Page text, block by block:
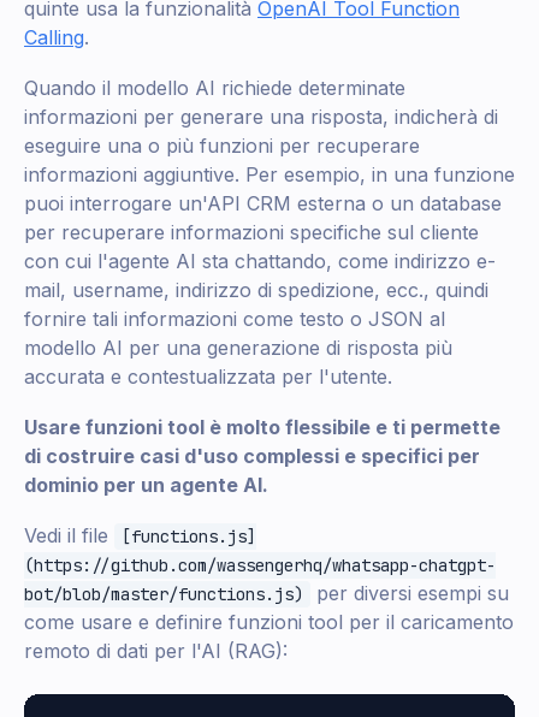
quinte usa la funzionalità OpenAI Tool Function
Calling.
Quando il modello AI richiede determinate
informazioni per generare una risposta, indicherà di
eseguire una o più funzioni per recuperare
informazioni aggiuntive. Per esempio, in una funzione
puoi interrogare un'API CRM esterna o un database
per recuperare informazioni specifiche sul cliente
con cui l'agente AI sta chattando, come indirizzo e-
mail, username, indirizzo di spedizione, ecc., quindi
fornire tali informazioni come testo o JSON al
modello AI per una generazione di risposta più
accurata e contestualizzata per l'utente.
Usare funzioni tool è molto flessibile e ti permette
di costruire casi d'uso complessi e specifici per
dominio per un agente AI.
Vedi il file
[functions.js]
(https://github.com/wassengerhq/whatsapp-chatgpt-
bot/blob/master/functions.js)
per diversi esempi su
come usare e definire funzioni tool per il caricamento
remoto di dati per l'AI (RAG):